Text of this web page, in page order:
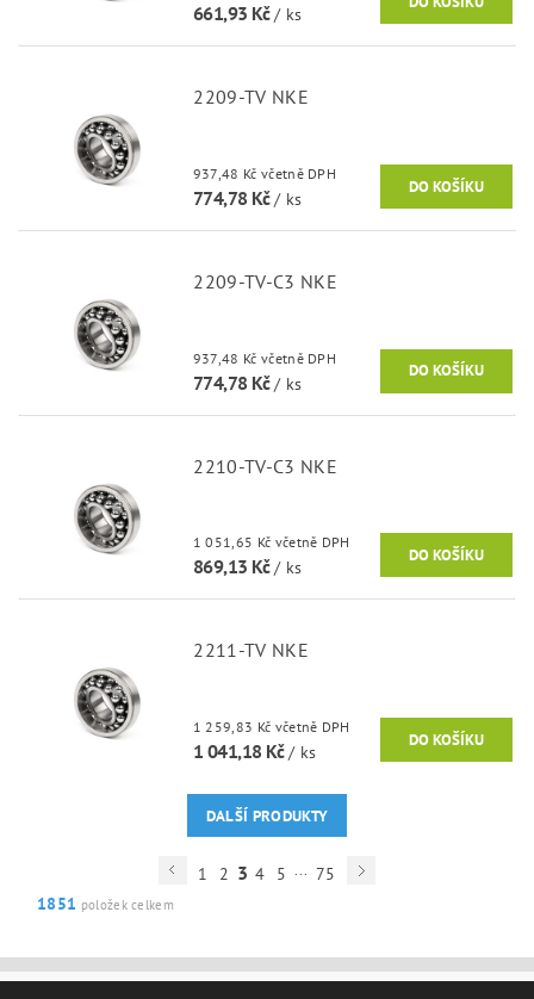
661,93 Kč/ ks
2209-TV NKE
937,48 Kč včetně DPH
774,78 Kč/ ks
2209-TV-C3 NKE
937,48 Kč včetně DPH
774,78 Kč/ ks
2210-TV-C3 NKE
1 051,65 Kč včetně DPH
869,13 Kč/ ks
2211-TV NKE
1 259,83 Kč včetně DPH
1 041,18 Kč/ ks
DALŠÍ PRODUKTY
1 2 3 4 5 ... 75
1851 položek celkem